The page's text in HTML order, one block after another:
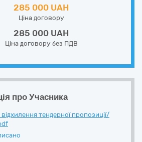
285 000 UAH
Ціна договору
285 000 UAH
Ціна договору без ПДВ
про Учасника
тендерної пропозиції/